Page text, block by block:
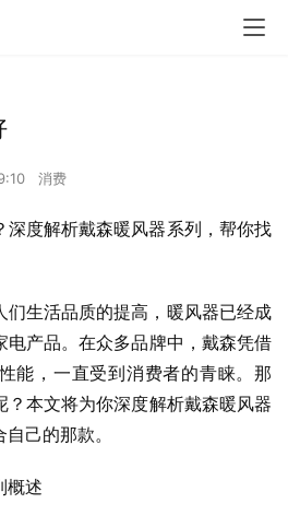
消费
深度解析戴森暖风器系列，帮你找
们生活品质的提高，暖风器已经成
电产品。在众多品牌中，戴森凭借
能，一直受到消费者的青睐。那
？本文将为你深度解析戴森暖风器
己的那款。
概述